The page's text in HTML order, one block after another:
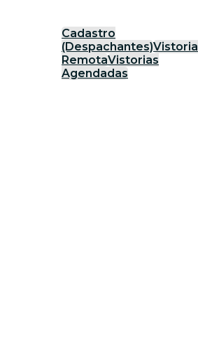
Cadastro
(Despachantes)Vistoria
RemotaVistorias
Agendadas